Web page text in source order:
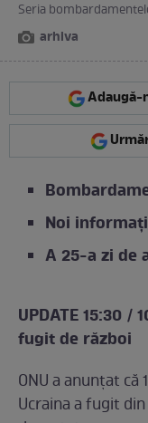
Seria
arhiva
Adaugă-
Noi
A 25-a zi de
UPDATE 15:30
fugit de război
ONU a anunțat că
Ucraina a fugit